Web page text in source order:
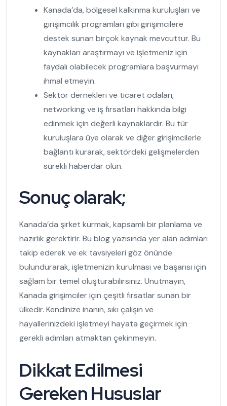
Kanada’da, bölgesel kalkınma kuruluşları ve
girişimcilik programları gibi girişimcilere
destek sunan birçok kaynak mevcuttur. Bu
kaynakları araştırmayı ve işletmeniz için
faydalı olabilecek programlara başvurmayı
ihmal etmeyin.
Sektör dernekleri ve ticaret odaları,
networking ve iş fırsatları hakkında bilgi
edinmek için değerli kaynaklardır. Bu tür
kuruluşlara üye olarak ve diğer girişimcilerle
bağlantı kurarak, sektördeki gelişmelerden
sürekli haberdar olun.
Sonuç olarak;
Kanada’da şirket kurmak, kapsamlı bir planlama ve
hazırlık gerektirir. Bu blog yazısında yer alan adımları
takip ederek ve ek tavsiyeleri göz önünde
bulundurarak, işletmenizin kurulması ve başarısı için
sağlam bir temel oluşturabilirsiniz. Unutmayın,
Kanada girişimciler için çeşitli fırsatlar sunan bir
ülkedir. Kendinize inanın, sıkı çalışın ve
hayallerinizdeki işletmeyi hayata geçirmek için
gerekli adımları atmaktan çekinmeyin.
Dikkat Edilmesi
Gereken Hususlar